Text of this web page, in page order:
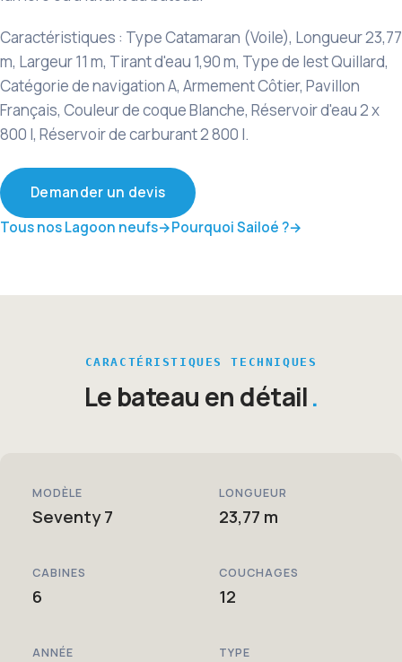
Caractéristiques : Type Catamaran (Voile), Longueur 23,77
m, Largeur 11 m, Tirant d'eau 1,90 m, Type de lest Quillard,
Catégorie de navigation A, Armement Côtier, Pavillon
Français, Couleur de coque Blanche, Réservoir d'eau 2 x
800 l, Réservoir de carburant 2 800 l.
Demander un devis
Tous nos Lagoon neufs
Pourquoi Sailoé ?
CARACTÉRISTIQUES TECHNIQUES
Le bateau en détail
MODÈLE
Seventy 7
LONGUEUR
23,77 m
CABINES
6
COUCHAGES
12
ANNÉE TYPE